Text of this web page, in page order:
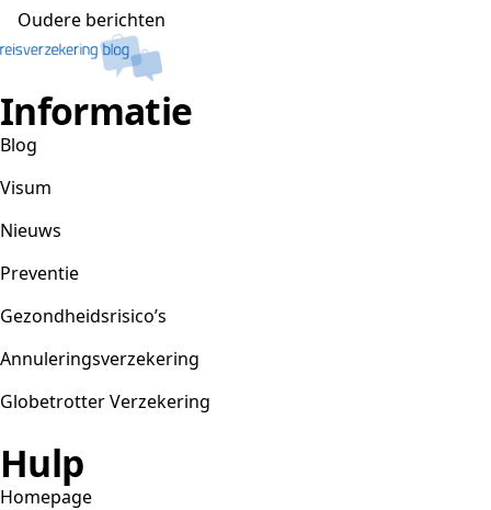
Berichtennavigatie
Oudere berichten
Informatie
Blog
Visum
Nieuws
Preventie
Gezondheidsrisico’s
Annuleringsverzekering
Globetrotter Verzekering
Hulp
Homepage